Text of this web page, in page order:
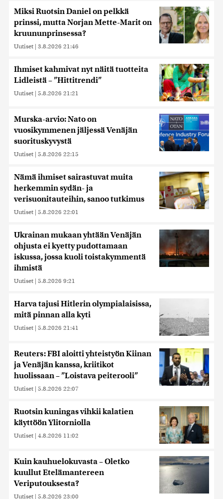
Miksi Ruotsin Daniel on pelkkä
prinssi, mutta Norjan Mette-Marit on
kruununprinsessa?
Uutiset | 3.8.2026 21:46
Ihmiset kahmivat nyt näitä tuotteita
Lidleistä – ”Hittitrendi”
Uutiset | 5.8.2026 21:21
Murska-arvio: Nato on
vuosikymmenen jäljessä Venäjän
suorituskyvystä
Uutiset | 5.8.2026 22:15
Nämä ihmiset sairastuvat muita
herkemmin sydän- ja
verisuonitauteihin, sanoo tutkimus
Uutiset | 5.8.2026 22:01
Ukrainan mukaan yhtään Venäjän
ohjusta ei kyetty pudottamaan
iskussa, jossa kuoli toistakymmentä
ihmistä
Uutiset | 5.8.2026 9:21
Harva tajusi Hitlerin olympialaisissa,
mitä pinnan alla kyti
Uutiset | 5.8.2026 21:41
Reuters: FBI aloitti yhteistyön Kiinan
ja Venäjän kanssa, kriitikot
huolissaan – ”Loistava peiterooli”
Uutiset | 5.8.2026 22:07
Ruotsin kuningas vihkii kalatien
käyttöön Ylitorniolla
Uutiset | 4.8.2026 11:02
Kuin kauhuelokuvasta – Oletko
kuullut Etelämantereen
Veriputouksesta?
Uutiset | 5.8.2026 23:00